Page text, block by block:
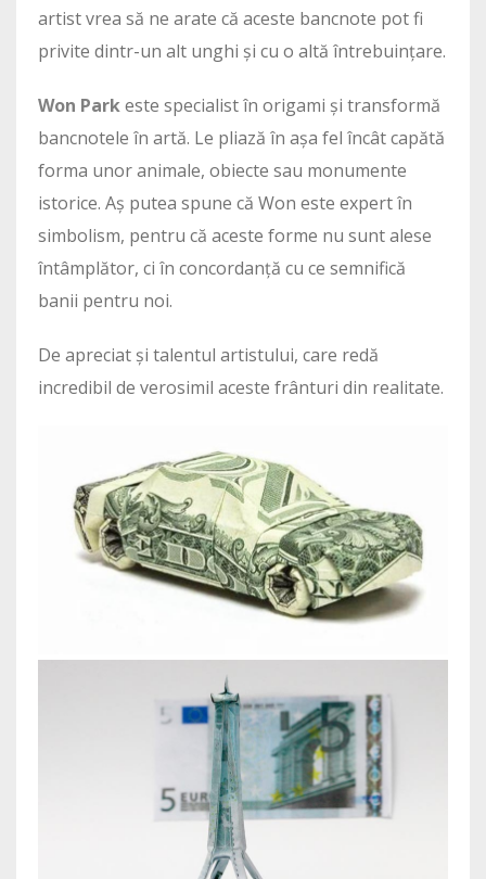
artist vrea să ne arate că aceste bancnote pot fi
privite dintr-un alt unghi și cu o altă întrebuințare.
Won Parkeste specialist în origami și transformă
bancnotele în artă. Le pliază în așa fel încât capătă
forma unor animale, obiecte sau monumente
istorice. Aș putea spune că Won este expert în
simbolism, pentru că aceste forme nu sunt alese
întâmplător, ci în concordanță cu ce semnifică
banii pentru noi.
De apreciat și talentul artistului, care redă
incredibil de verosimil aceste frânturi din realitate.